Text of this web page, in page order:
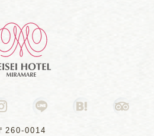
260-0014